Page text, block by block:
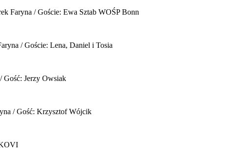
Faryna / Goście: Ewa Sztab WOŚP Bonn
/ Goście: Lena, Daniel i Tosia
Gość: Jerzy Owsiak
/ Gość: Krzysztof Wójcik